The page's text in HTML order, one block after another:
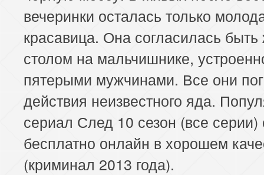
вечеринки осталась только
красавица. Она согласилась
столом на мальчишнике,
пятерыми мужчинами. Все они
действия неизвестного яда.
сериал След 10 сезон (все серии)
бесплатно онлайн в хорошем
(криминал 2013 года).